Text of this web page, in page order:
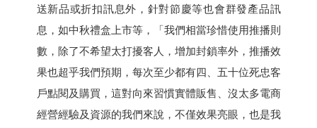
送新品或折扣訊息外，針對節慶等也會群發產品訊
息，如中秋禮盒上市等，「我們相當珍惜使用推播則
數，除了不希望太打擾客人，增加封鎖率外，推播效
果也超乎我們預期，每次至少都有四、五十位死忠客
戶點閱及購買，這對向來習慣實體販售、沒太多電商
經營經驗及資源的我們來說，不僅效果亮眼，也是我